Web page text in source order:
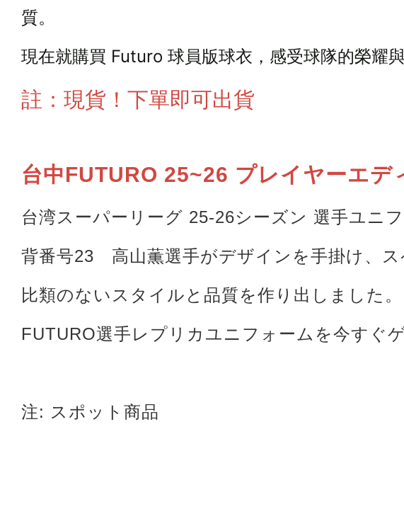
質。
現在就購買 Futuro 球員版球衣，感受球隊的榮耀與
註：現貨！下單即可出貨
台中FUTURO 25~26 プレイヤーエデ
台湾スーパーリーグ 25-26シーズン 選手ユニフ
背番号23 高山薫選手がデザインを手掛け、ス
比類のないスタイルと品質を作り出しました。
FUTURO選手レプリカユニフォームを今すぐ
注: スポット商品